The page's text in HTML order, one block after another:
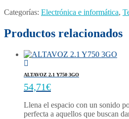
Categorías: Electrónica e informática,
Productos relacionados
ALTAVOZ 2.1 Y750 3GO
54,71€
Llena el espacio con un sonido
perfecta a aquellos que buscan